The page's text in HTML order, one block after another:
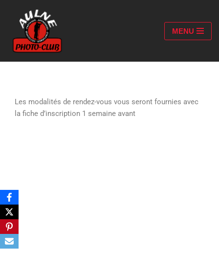
Aller
au
contenu
MENU
Les modalités de rendez-vous vous seront fournies avec
la fiche d’inscription 1 semaine avant